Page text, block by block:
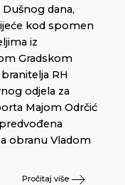
dana,
kod spomen
iz
Gradskom
RH
odjela za
Majom Odrčić
obranu Vladom
Pročitaj više